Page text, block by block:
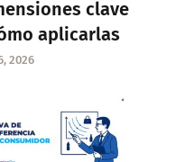
clave
aplicarlas
2026